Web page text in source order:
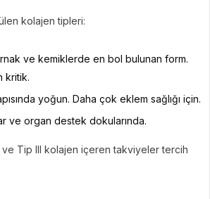
kolajen tipleri:
ve kemiklerde en bol bulunan form.
kritik.
yoğun. Daha çok eklem sağlığı için.
ve organ destek dokularında.
Tip III kolajen içeren takviyeler tercih